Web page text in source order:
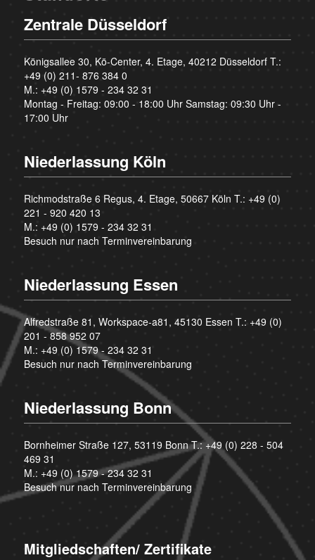
Zentrale Düsseldorf
Königsallee 30, Kö-Center, 4. Etage, 40212 Düsseldorf T.:
+49 (0) 211- 876 384 0
M.: +49 (0) 1579 - 234 32 31
Montag - Freitag: 09:00 - 18:00 Uhr Samstag: 09:30 Uhr -
17:00 Uhr
Niederlassung Köln
Richmodstraße 6 Regus, 4. Etage, 50667 Köln T.: +49 (0)
221 - 920 420 13
M.: +49 (0) 1579 - 234 32 31
Besuch nur nach Terminvereinbarung
Niederlassung Essen
Alfredstraße 81, Workspace-a81, 45130 Essen T.: +49 (0)
201 - 858 952 07
M.: +49 (0) 1579 - 234 32 31
Besuch nur nach Terminvereinbarung
Niederlassung Bonn
Bornheimer Straße 127, 53119 Bonn T.:+49 (0) 228 - 504
469 31
M.: +49 (0) 1579 - 234 32 31
Besuch nur nach Terminvereinbarung
Mitgliedschaften/ Zertifikate